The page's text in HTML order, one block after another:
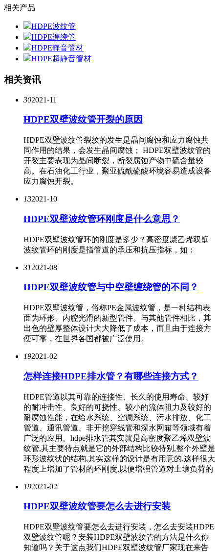
相关产品
HDPE波纹管
HDPE缠绕管
HDPE静音管材
HDPE超静音管材
相关资讯
302021-11
HDPE双壁波纹管开裂的原因
HDPE双壁波纹管裂纹的发生是晶间腐蚀和应力腐蚀共
同作用的结果，会发生晶间腐蚀； HDPE双壁波纹管的
开裂主要表现为晶间断裂，断裂腐蚀产物中硫含量较
高。在石油化工行业，聚亚硫酰硫酸环境容易造成设备
应力腐蚀开裂。
132021-10
HDPE双壁波纹管环刚度是什么意思？
HDPE双壁波纹管环的刚度是多少？高密度聚乙烯双壁
波纹管环的刚度是指管道的承压和抗压指标，如：
312021-08
HDPE双壁波纹管与中空壁缠绕管的不同？
HDPE双壁波纹管，俗称PE金属波纹管，是一种结构表
面为环形、内腔光滑的新型管件。与其他管件相比，其
出色的壁厚整体设计大大降低了成本，而且由于连接方
便可靠，在世界各国都被广泛使用。
192021-02
怎样连接HDPE排水管？有哪些连接方式？
HDPE管道以其可靠的连接性、长久的使用寿命、较好
的耐冲击性、良好的可挠性、较小的流体阻力及较好的
耐腐蚀性能，在给水系统、空调系统、污水排放、化工
管道、通讯管道、非开挖穿线管和深水网箱等领域有着
广泛的应用。hdpe排水管其实就是高密度聚乙烯双壁波
纹管,其主要特点就是它的外部结构比较特别,整个外壁是
环形波纹状的结构,其实这样的设计是有用意的,这样很大
程度上增加了管材的环刚度,以便增强管道对土壤负荷的
192021-02
HDPE双壁波纹管要怎么去进行安装
HDPE双壁波纹管要怎么去进行安装，怎么去安装HDPE
双壁波纹管呢？安装HDPE双壁波纹管的方法是什么你
知道吗？关于这点我们HDPE双壁波纹管厂家现在来告